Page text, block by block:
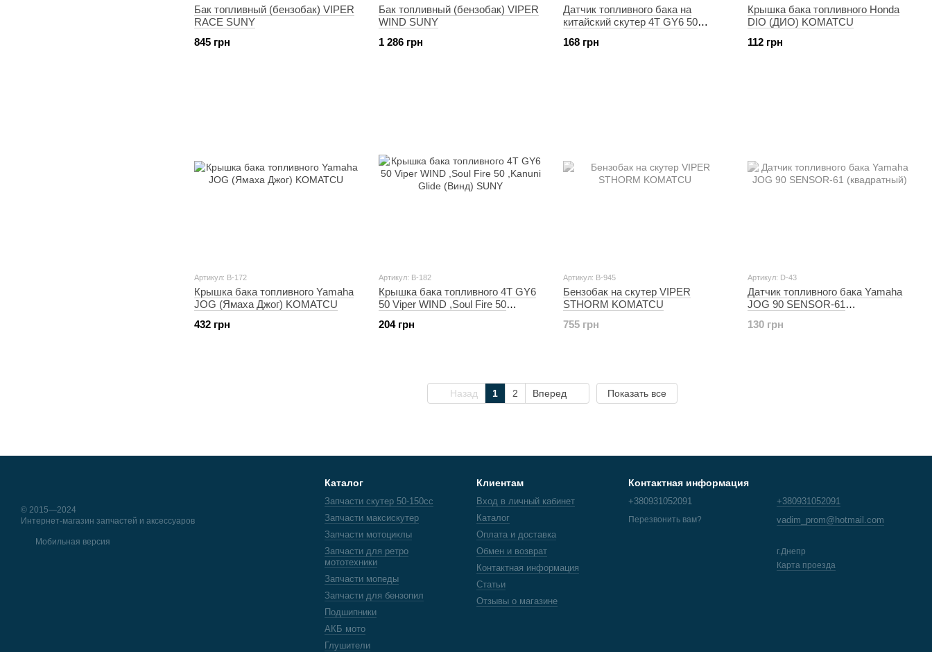
Бак топливный (бензобак) VIPER
RACE SUNY
845 грн
Бак топливный (бензобак) VIPER
WIND SUNY
1 286 грн
Датчик топливного бака на
китайский скутер 4T GY6 50
168 грн
Крышка бака топливного Honda
DIO (ДИО) KOMATCU
112 грн
Артикул: B-172
Крышка бака топливного Yamaha
JOG (Ямаха Джог) KOMATCU
432 грн
Артикул: B-182
Крышка бака топливного 4T GY6
50 Viper WIND ,Soul Fire 50
204 грн
Артикул: B-945
Бензобак на скутер VIPER
STHORM KOMATCU
755 грн
Артикул: D-43
Датчик топливного бака Yamaha
JOG 90 SENSOR-61
130 грн
Назад 1 2 Вперед Показать все
© 2015—2024
Интернет-магазин запчастей и аксессуаров
Мобильная версия
Каталог
Запчасти скутер 50-150cc
Запчасти максискутер
Запчасти мотоциклы
Запчасти для ретро
мототехники
Запчасти мопеды
Запчасти для бензопил
Подшипники
АКБ мото
Глушители
Клиентам
Вход в личный кабинет
Каталог
Оплата и доставка
Обмен и возврат
Контактная информация
Статьи
Отзывы о магазине
Контактная информация
+380931052091
Перезвонить вам?
+380931052091
vadim_prom@hotmail.com
г.Днепр
Карта проезда